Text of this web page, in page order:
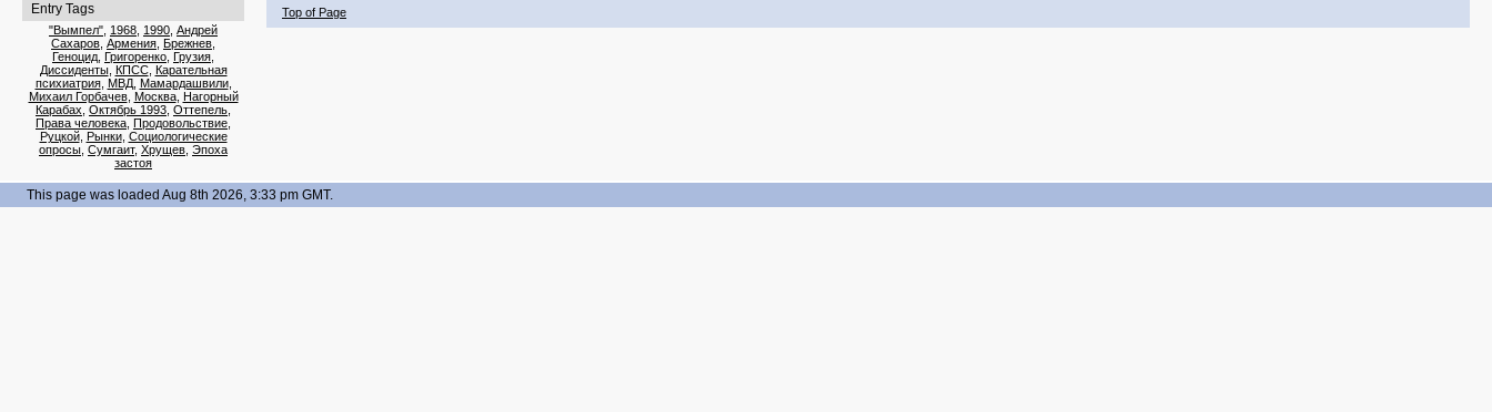
Entry Tags
"Вымпел" 1968 1990 Андрей
Сахаров Армения Брежнев
Геноцид Григоренко Грузия
Диссиденты, КПСС, Карательная
психиатрия, МВД, Мамардашвили,
Михаил Горбачев, Москва, Нагорный
Карабах Октябрь 1993 Оттепель
Права человека Продовольствие
Руцкой, Рынки, Социологические
опросы Сумгаит, Хрущев Эпоха
застоя
Top of Page
This page was loaded Aug 8th 2026, 3:33 pm GMT.